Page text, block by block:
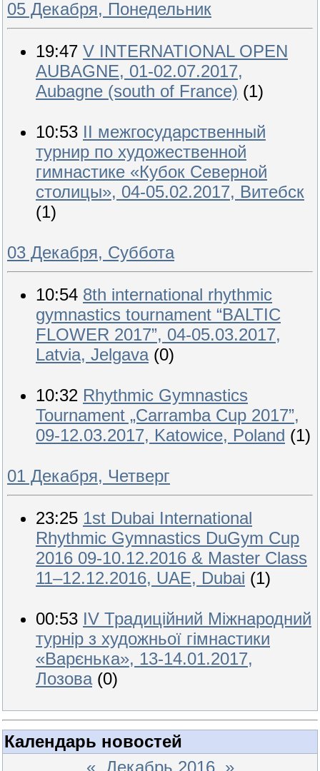
05 Декабря, Понедельник
19:47 V INTERNATIONAL OPEN
AUBAGNE, 01-02.07.2017,
Aubagne (south of France) (1)
10:53 II межгосударственный
турнир по художественной
гимнастике «Кубок Северной
столицы», 04-05.02.2017, Витебск
(1)
03 Декабря, Суббота
10:54 8th international rhythmic
gymnastics tournament “BALTIC
FLOWER 2017”, 04-05.03.2017,
Latvia, Jelgava (0)
10:32 Rhythmic Gymnastics
Tournament „Carramba Cup 2017”,
09-12.03.2017, Katowice, Poland (1)
01 Декабря, Четверг
23:25 1st Dubai International
Rhythmic Gymnastics DuGym Cup
2016 09-10.12.2016 & Master Class
11–12.12.2016, UAE, Dubai (1)
00:53 IV Традиційний Міжнародний
турнір з художньої гімнастики
«Варєнька», 13-14.01.2017,
Лозова (0)
Календарь новостей
«
Декабрь 2016 »